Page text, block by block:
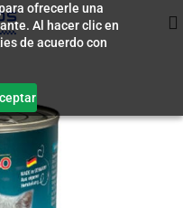
ofrecerle una
Al hacer clic en
de acuerdo con